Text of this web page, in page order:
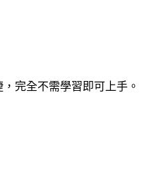
完全不需學習即可上手。